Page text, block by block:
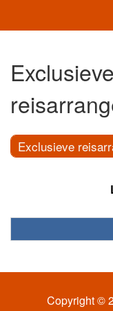
Exclusieve
Exclusieve
Copyright ©